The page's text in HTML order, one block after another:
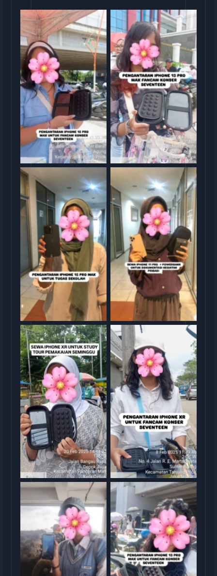
Sewa iphone Sewa iphone jakarta
Sewa iphone jakarta Sewa iphone jakarta
Sewa iphone jakarta Sewa iphone jakarta
rental iphone jakarta rental iphone jakarta